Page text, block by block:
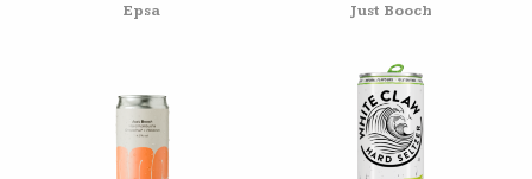
Epsa
Just Booch